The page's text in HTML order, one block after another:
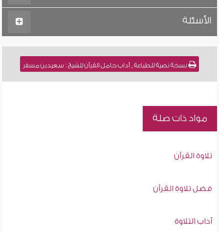
الأسئلة
نسخة نصية للطباعة , آداب حامل القرآن للشيخ : سعيد بن مسفر
مواد ذات صلة
تلاوة القرآن
فضل تلاوة القرآن
آداب التلاوة